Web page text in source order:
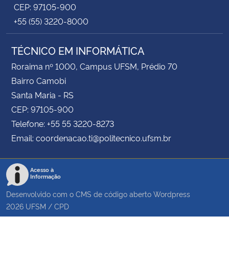
CEP: 97105-900
+55 (55) 3220-8000
TÉCNICO EM INFORMÁTICA
Roraima nº 1000, Campus UFSM, Prédio 70
Bairro Camobi
Santa Maria - RS
CEP: 97105-900
Telefone: +55 55 3220-8273
Email: coordenacao.ti@politecnico.ufsm.br
Acesso à
Informação
Desenvolvido com o CMS de código aberto Wordpress
2026 UFSM / CPD